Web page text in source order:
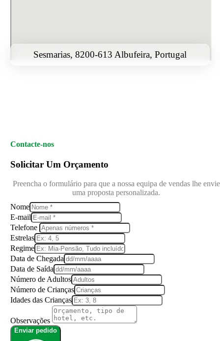
Sesmarias, 8200-613 Albufeira, Portugal
Contacte-nos
Solicitar Um Orçamento
Preencha o formulário para que a nossa equipa de vendas lhe envie
uma proposta personalizada.
Nome
E-mail
Telefone
Estrelas
Regime
Data de Chegada
Data de Saída
Número de Adultos
Número de Crianças
Idades das Crianças
Observações
Enviar pedido